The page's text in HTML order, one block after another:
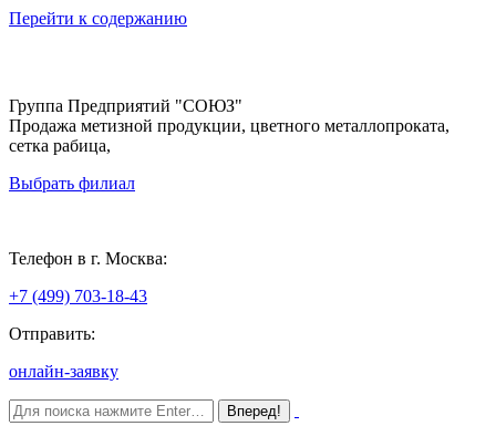
Перейти к содержанию
Группа Предприятий "СОЮЗ"
Продажа метизной продукции, цветного металлопроката,
сетка рабица,
Выбрать филиал
Телефон в г. Москва:
+7 (499) 703-18-43
Отправить:
онлайн-заявку